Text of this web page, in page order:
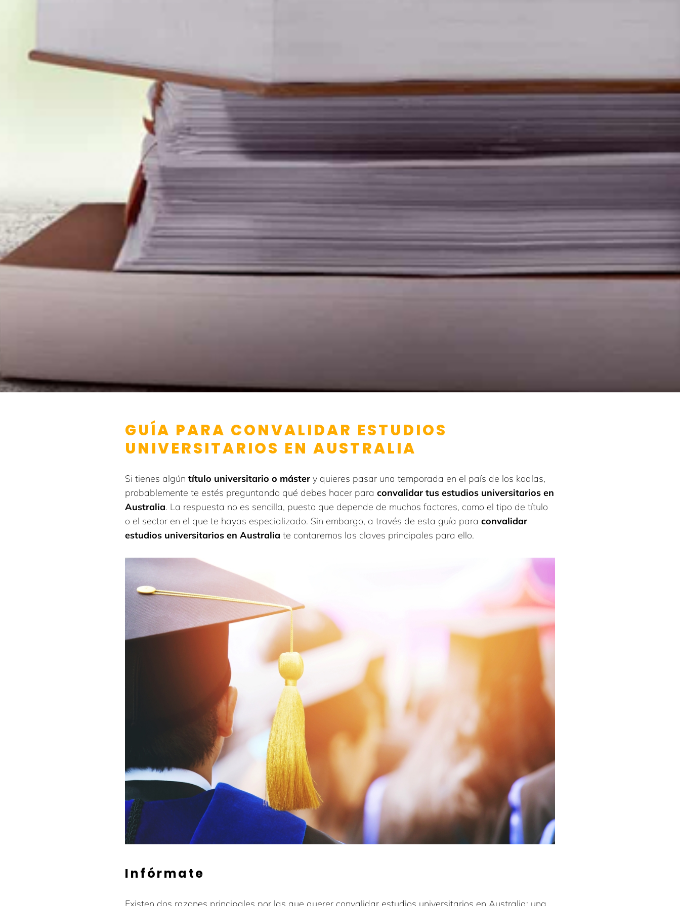
GUÍA PARA CONVALIDAR ESTUDIOS
UNIVERSITARIOS EN AUSTRALIA
Si tienes algún título universitario o máster y quieres pasar una temporada en el país de los koalas,
probablemente te estés preguntando qué debes hacer para convalidar tus estudios universitarios en
Australia. La respuesta no es sencilla, puesto que depende de muchos factores, como el tipo de título
o el sector en el que te hayas especializado. Sin embargo, a través de esta guía para convalidar
estudios universitarios en Australia te contaremos las claves principales para ello.
Infórmate